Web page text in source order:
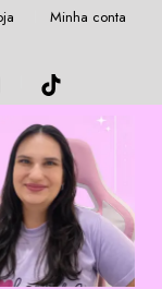
Minha conta